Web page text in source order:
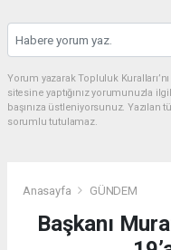
Yorum yazarak Topluluk
sitesine yaptığınız yorumunuzla
başınıza üstleniyorsunuz.
sorumlu tutulamaz.
Anasayfa GÜNDEM
Başkanı